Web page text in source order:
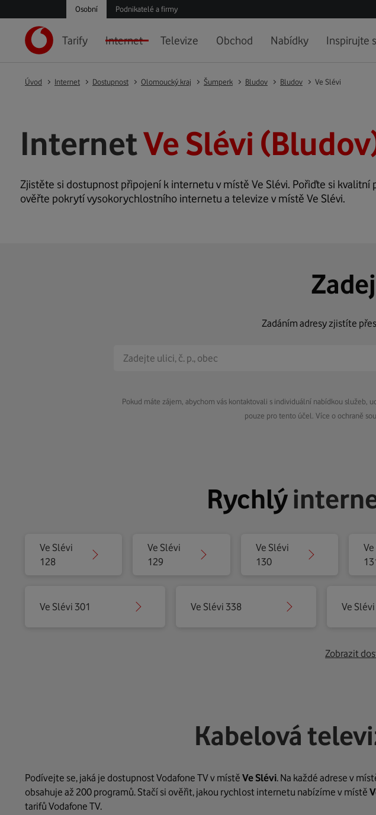
Osobní Podnikatelé a firmy
Tarify Internet Televize Obchod Nabídky Inspirujte
Úvod Internet Dostupnost Olomoucký kraj Šumperk Bludov Bludov Ve Slévi
InternetVe Slévi
Zjistěte si dostupnost připojení k internetu v místě Ve Slévi. Pořiďte si kvalitní
ověřte pokrytí vysokorychlostního internetu a televize v místě Ve Slévi.
Zadáním adresy zjistíte
Pokud máte zájem, abychom vás kontaktovali s individuální nabídkou
pouze pro tento účel. Více o ochraně
Rychlý
Ve Slévi
128
Ve Slévi
129
Ve Slévi
130
Ve Slévi 301 Ve Slévi 338 Ve
Zobrazit
Kabelová
Podívejte se, jaká je dostupnost Vodafone TV v místě Ve Slévi. Na každé adrese v
obsahuje až 200 programů. Stačí si ověřit, jakou rychlost internetu nabízíme v místě
tarifů Vodafone TV.